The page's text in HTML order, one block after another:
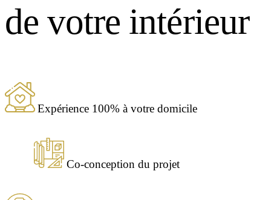
de votre intérieur
Expérience 100% à votre domicile
Co-conception du projet